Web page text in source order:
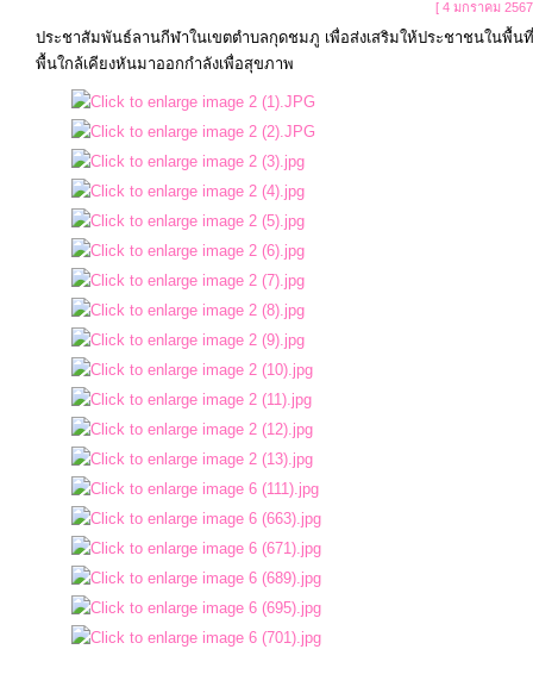
[ 4 มกราคม
ประชาสัมพันธ์ลานกีฬาในเขตตำบลกุดชมภู เพื่อส่งเสริมให้ประชาชนในพื้นที่
พื้นใกล้เคียงหันมาออกกำลังเพื่อสุขภาพ